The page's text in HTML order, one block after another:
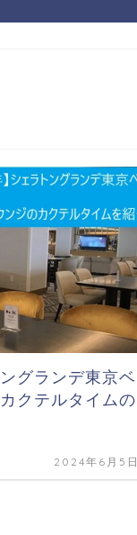
グランデ東京ベ
クテルタイムの
2024年6月5日